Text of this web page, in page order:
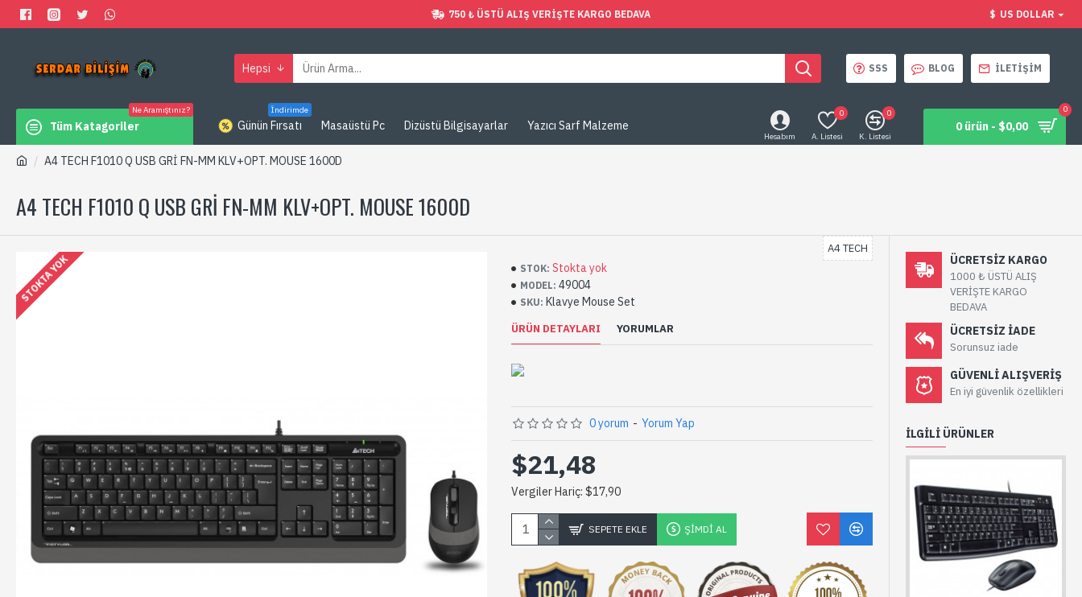
750 ₺ ÜSTÜ ALIŞ VERIŞTE KARGO BEDAVA $ US DOLLAR
Hepsi SSS BLOG İLETIŞIM
Tüm Katagoriler
Ne Aramıştınız?
Günün Fırsatı
İndirimde
Masaüstü Pc Dizüstü Bilgisayarlar Yazıcı Sarf Malzeme
Hesabım A. Listesi
0
K. Listesi
0
0 ürün - $0,00
0
A4 TECH F1010 Q USB GRİ FN-MM KLV+OPT. MOUSE 1600D
A4 TECH F1010 Q USB GRİ FN-MM KLV+OPT. MOUSE 1600D
STOKTA YOK
ÜRÜN DETAYLARI YORUMLAR
STOK: Stokta yok
MODEL: 49004
SKU: Klavye Mouse Set
A4 TECH
0 yorum - Yorum Yap
$21,48
Vergiler Hariç: $17,90
SEPETE EKLE ŞIMDI AL
ÜCRETSIZ KARGO
1000 ₺ ÜSTÜ ALIŞ
VERİŞTE KARGO
BEDAVA
ÜCRETSIZ IADE
Sorunsuz iade
GÜVENLI ALIŞVERIŞ
En iyi güvenlik özellikleri
İLGILI ÜRÜNLER